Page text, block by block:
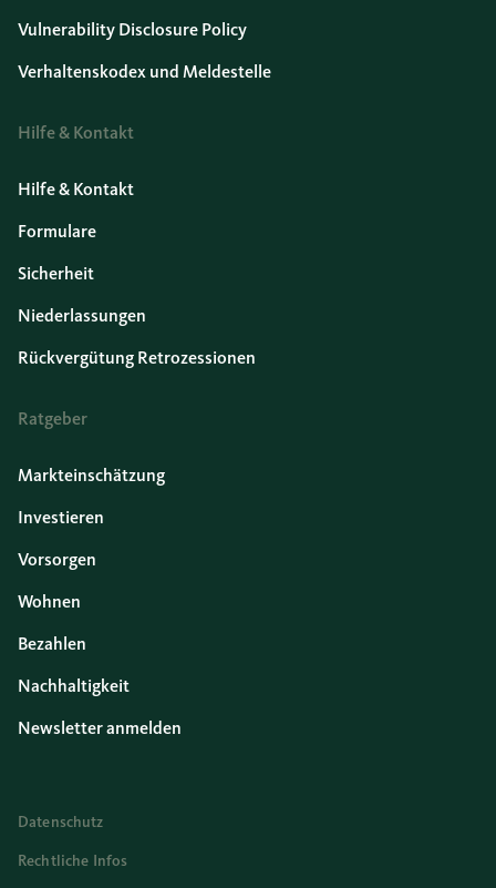
Vulnerability Disclosure Policy
Verhaltenskodex und Meldestelle
Hilfe & Kontakt
Hilfe & Kontakt
Formulare
Sicherheit
Niederlassungen
Rückvergütung Retrozessionen
Ratgeber
Markteinschätzung
Investieren
Vorsorgen
Wohnen
Bezahlen
Nachhaltigkeit
Newsletter anmelden
Datenschutz
Rechtliche Infos